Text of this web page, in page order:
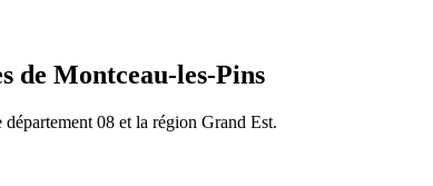
de Montceau-les-Pins
département 08 et la région Grand Est.